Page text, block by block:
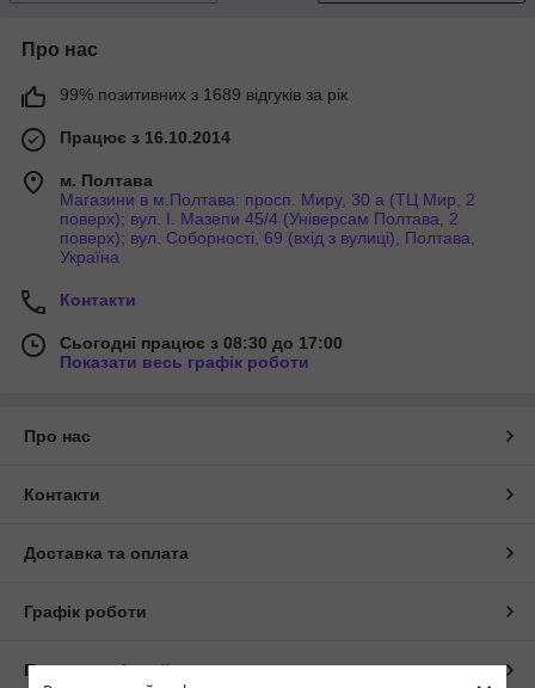
Про нас
99% позитивних з 1689 відгуків за рік
Працює з 16.10.2014
м. Полтава
Магазини в м.Полтава: просп. Миру, 30 а (ТЦ Мир, 2
поверх); вул. І. Мазепи 45/4 (Універсам Полтава, 2
поверх); вул. Соборності, 69 (вхід з вулиці), Полтава,
Україна
Контакти
Сьогодні працює з 08:30 до 17:00
Показати весь графік роботи
Про нас
Контакти
Доставка та оплата
Графік роботи
Повна версія сайту